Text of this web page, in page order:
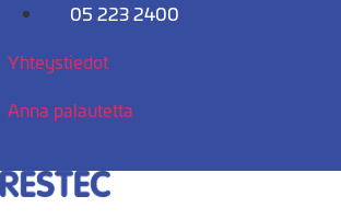
Mene
05 223 2400
Yhteystiedot
Anna palautetta